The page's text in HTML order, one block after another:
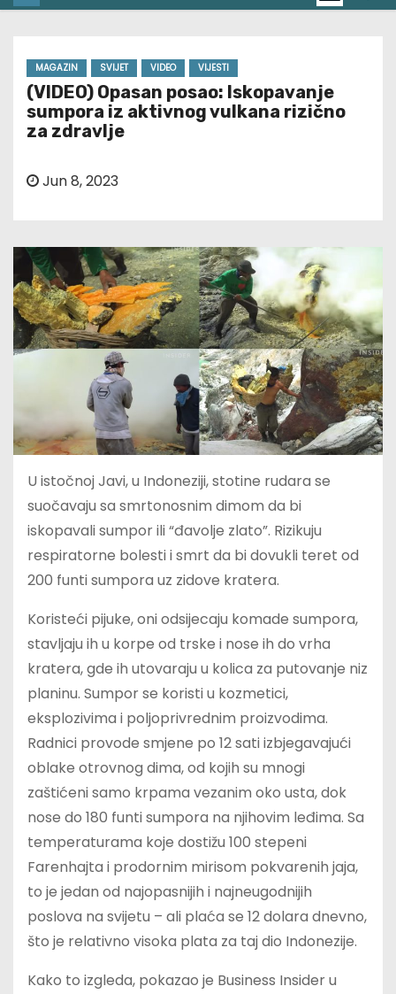
MAGAZIN SVIJET VIDEO VIJESTI
(VIDEO) Opasan posao: Iskopavanje
sumpora iz aktivnog vulkana rizično
za zdravlje
Jun 8, 2023
U istočnoj Javi, u Indoneziji, stotine rudara se
suočavaju sa smrtonosnim dimom da bi
iskopavali sumpor ili “đavolje zlato”. Rizikuju
respiratorne bolesti i smrt da bi dovukli teret od
200 funti sumpora uz zidove kratera.
Koristeći pijuke, oni odsijecaju komade sumpora,
stavljaju ih u korpe od trske i nose ih do vrha
kratera, gde ih utovaraju u kolica za putovanje niz
planinu. Sumpor se koristi u kozmetici,
eksplozivima i poljoprivrednim proizvodima.
Radnici provode smjene po 12 sati izbjegavajući
oblake otrovnog dima, od kojih su mnogi
zaštićeni samo krpama vezanim oko usta, dok
nose do 180 funti sumpora na njihovim leđima. Sa
temperaturama koje dostižu 100 stepeni
Farenhajta i prodornim mirisom pokvarenih jaja,
to je jedan od najopasnijih i najneugodnijih
poslova na svijetu – ali plaća se 12 dolara dnevno,
što je relativno visoka plata za taj dio Indonezije.
Kako to izgleda, pokazao je Business Insider u